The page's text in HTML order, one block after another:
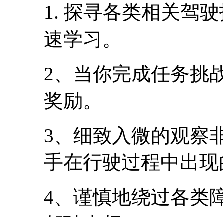
1. 探寻各类相关驾
速学习。
2、当你完成任务挑
奖励。
3、细致入微的观察
手在行驶过程中出
4、谨慎地绕过各类